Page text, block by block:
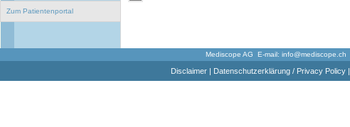
Zum Patientenportal
Mediscope AG E-mail: info@mediscope.ch
Disclaimer| Datenschutzerklärung / Privacy Policy|